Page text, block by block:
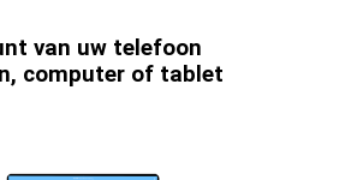
van uw telefoon
computer of tablet